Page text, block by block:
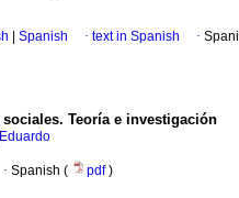
Spanish · text in Spanish ·
sociales. Teoría e investigación
· Spanish ( pdf)